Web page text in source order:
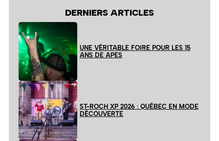
DERNIERS ARTICLES
UNE VÉRITABLE FOIRE POUR LES 15
ANS DE APES
ST-ROCH XP 2026 : QUÉBEC EN MODE
DÉCOUVERTE